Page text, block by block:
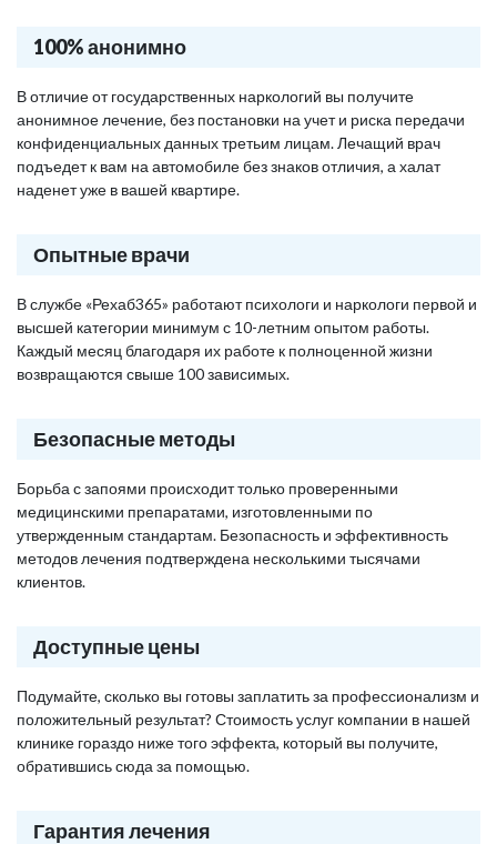
100% анонимно
В отличие от государственных наркологий вы получите
анонимное лечение, без постановки на учет и риска передачи
конфиденциальных данных третьим лицам. Лечащий врач
подъедет к вам на автомобиле без знаков отличия, а халат
наденет уже в вашей квартире.
Опытные врачи
В службе «Рехаб365» работают психологи и наркологи первой и
высшей категории минимум с 10-летним опытом работы.
Каждый месяц благодаря их работе к полноценной жизни
возвращаются свыше 100 зависимых.
Безопасные методы
Борьба с запоями происходит только проверенными
медицинскими препаратами, изготовленными по
утвержденным стандартам. Безопасность и эффективность
методов лечения подтверждена несколькими тысячами
клиентов.
Доступные цены
Подумайте, сколько вы готовы заплатить за профессионализм и
положительный результат? Стоимость услуг компании в нашей
клинике гораздо ниже того эффекта, который вы получите,
обратившись сюда за помощью.
Гарантия лечения